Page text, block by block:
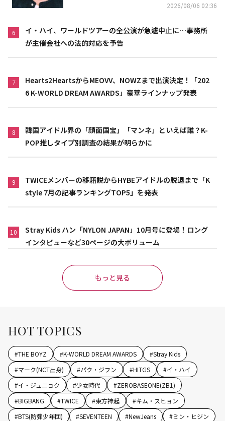
2026/08/06 02:36
6
イ・ハイ、ワールドツアーの全公演が急遽中止に…事務所
が主催会社への法的対応を予告
7
Hearts2HeartsからMEOVV、NOWZまで出演決定！「202
6 K-WORLD DREAM AWARDS」豪華ラインナップ発表
8
韓国アイドル界の「顔面国宝」「マンネ」といえば誰？K-
POP推しタイプ別調査の結果が明らかに
9
TWICEメンバーの移籍説からHYBEアイドルの脱退まで「K
style 7月の記事ランキングTOP5」を発表
10
Stray Kids ハン「NYLON JAPAN」10月号に登場！ロング
インタビューなど30ページの大ボリューム
もっと見る
HOT TOPICS
#THE BOYZ #K-WORLD DREAM AWARDS #Stray Kids
#マーク(NCT出身) #パク・ジフン #HITGS #イ・ハイ
#イ・ジュニョク #少女時代 #ZEROBASEONE(ZB1)
#BIGBANG #TWICE #東方神起 #キム・スヒョン
#BTS(防弾少年団) #SEVENTEEN #NewJeans #ミン・ヒジン